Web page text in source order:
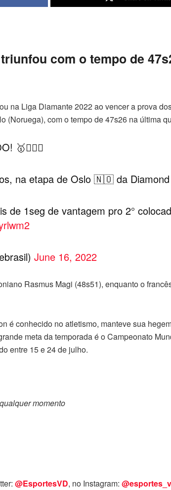
com o tempo de
na Liga Diamante 2022 ao vencer a prova
(Noruega), com o tempo de 47s26 na última
🥇🏃🏾‍♂️
na etapa de Oslo 🇳🇴 da
de 1seg de vantagem pro 2°
June 16, 2022
Rasmus Magi (48s51), enquanto o
é conhecido no atletismo, manteve sua
meta da temporada é o Campeonato
entre 15 e 24 de julho.
momento
@EsportesVD, no Instagram: